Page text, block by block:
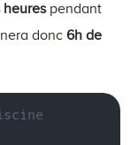
heurespendant
donc 6h de